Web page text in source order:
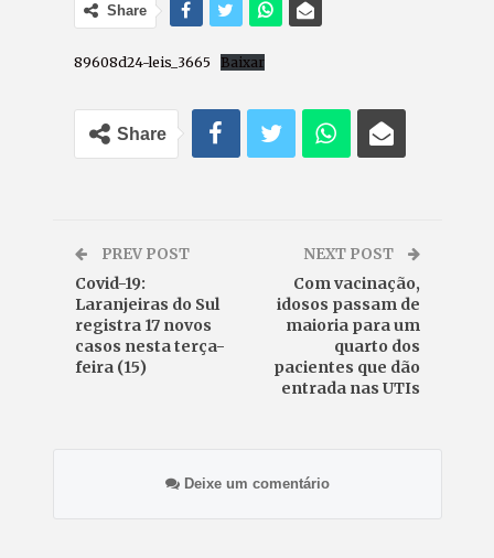
Share
89608d24-leis_3665 Baixar
Share
PREV POST
Covid-19:
Laranjeiras do Sul
registra 17 novos
casos nesta terça-
feira (15)
NEXT POST
Com vacinação,
idosos passam de
maioria para um
quarto dos
pacientes que dão
entrada nas UTIs
Deixe um comentário